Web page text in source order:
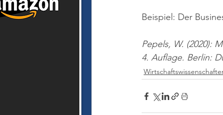
Beispiel: Der
Pepels, W. (2020):
4. Auflage. Berlin: